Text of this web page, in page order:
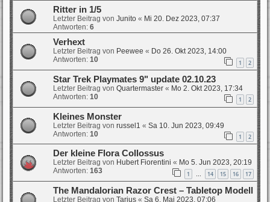
Ritter in 1/5
Letzter Beitrag von Junito « Mi 20. Dez 2023, 07:37
Antworten: 6
Verhext
Letzter Beitrag von Peewee « Do 26. Okt 2023, 14:00
Antworten: 10 1 2
Star Trek Playmates 9" update 02.10.23
Letzter Beitrag von Quartermaster « Mo 2. Okt 2023, 17:34
Antworten: 10 1 2
Kleines Monster
Letzter Beitrag von russel1 « Sa 10. Jun 2023, 09:49
Antworten: 10 1 2
Der kleine Flora Collossus
Letzter Beitrag von Hubert Fiorentini « Mo 5. Jun 2023, 20:19
Antworten: 163 1 … 14 15 16 17
The Mandalorian Razor Crest – Tabletop Modell
Letzter Beitrag von Tarius « Sa 6. Mai 2023, 07:06